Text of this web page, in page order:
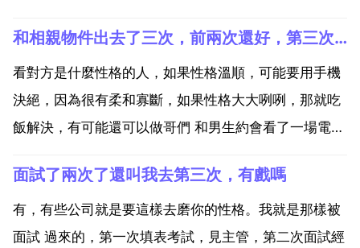
都會收取補考費的，具體是個人繳納，還是駕校繳納，
這個就需要根據駕校的具體規定了。這個沒有統一規定
的。第三十七...
和相親物件出去了三次，前兩次還好，第三次去看電影。回來後沒有
看對方是什麼性格的人，如果性格溫順，可能要用手機
決絕，因為很有柔和寡斷，如果性格大大咧咧，那就吃
飯解決，有可能還可以做哥們 和男生約會看了一場電影
有時候和女生的想法完全是南轅北轍，所以，不要想太
多，他可能1 還在回味電影，2 累了，3 暫時不想說
話，...
面試了兩次了還叫我去第三次，有戲嗎
有，有些公司就是要這樣去磨你的性格。我就是那樣被
面試 過來的，第一次填表考試，見主管，第二次面試經